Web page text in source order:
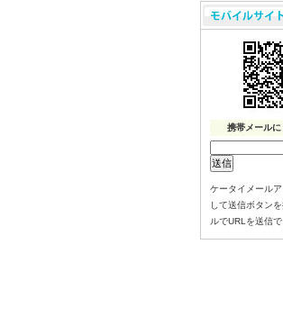
携帯メール
ケータイメール
して送信ボタン
ルでURLを送信で